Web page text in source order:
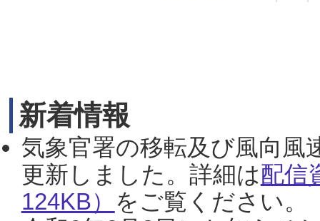
新着情報
気象官署の移転及び風向風
更新しました。詳細は配信
124KB） をご覧ください。